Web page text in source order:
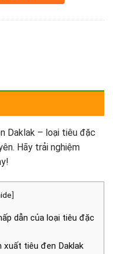
Daklak – loại tiêu đặc
Hãy trải nghiệm
]
dẫn của loại tiêu đặc
xuất tiêu đen Daklak